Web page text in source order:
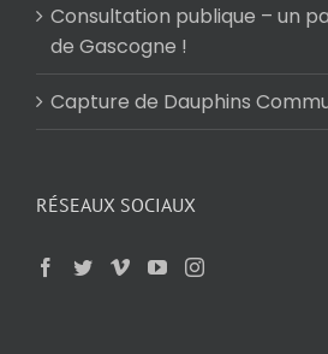
Consultation publique – un
de Gascogne !
Capture de Dauphins
RÉSEAUX SOCIAUX